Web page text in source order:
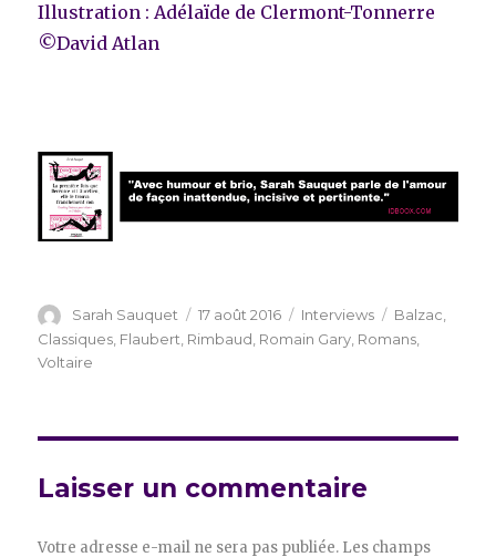
Illustration : Adélaïde de Clermont-Tonnerre
©David Atlan
Auteur
Sarah Sauquet
Publié
le
17 août 2016 Catégories
Interviews Étiquettes
Balzac,
Classiques Flaubert Rimbaud Romain Gary Romans
Voltaire
Laisser un commentaire
Votre adresse e-mail ne sera pas publiée. Les champs